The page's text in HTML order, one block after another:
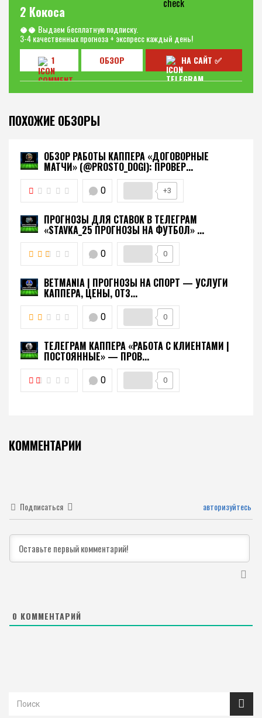
2 Кокоса
🥥🥥 Выдаем бесплатную подписку.
3-4 качественных прогноза + экспресс каждый день!
1
ОБЗОР НА САЙТ ✅
ПОХОЖИЕ ОБЗОРЫ
ОБЗОР РАБОТЫ КАППЕРА «ДОГОВОРНЫЕ
МАТЧИ» (@PROSTO_DOGI): ПРОВЕР...
0 +3
ПРОГНОЗЫ ДЛЯ СТАВОК В ТЕЛЕГРАМ
«STAVKA_25 ПРОГНОЗЫ НА ФУТБОЛ» ...
0 0
BETMANIA | ПРОГНОЗЫ НА СПОРТ — УСЛУГИ
КАППЕРА, ЦЕНЫ, ОТЗ...
0 0
ТЕЛЕГРАМ КАППЕРА «РАБОТА С КЛИЕНТАМИ |
ПОСТОЯННЫЕ» — ПРОВ...
0 0
КОММЕНТАРИИ
Подписаться авторизуйтесь
0 КОММЕНТАРИЙ